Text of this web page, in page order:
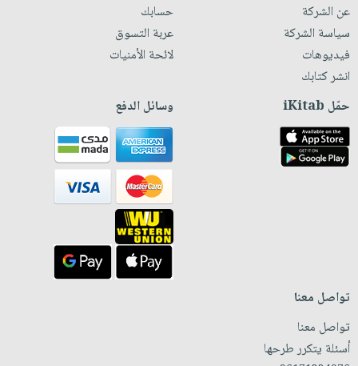
عن الشركة
سياسة الشركة
فيديوهات
انشر كتابك
حسابك
عربة التسوق
لائحة الأمنيات
حمّل iKitab وسائل الدفع
تواصل معنا
تواصل معنا
أسئلة يتكرر طرحها